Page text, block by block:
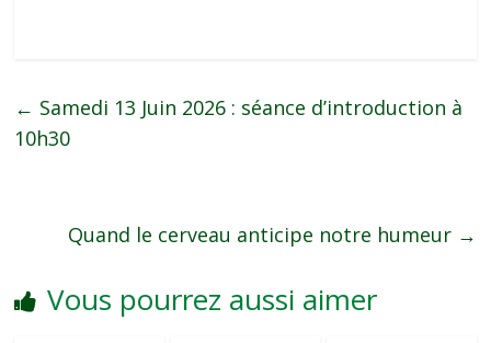
← Samedi 13 Juin 2026 : séance d’introduction à
10h30
Quand le cerveau anticipe notre humeur →
Vous pourrez aussi aimer